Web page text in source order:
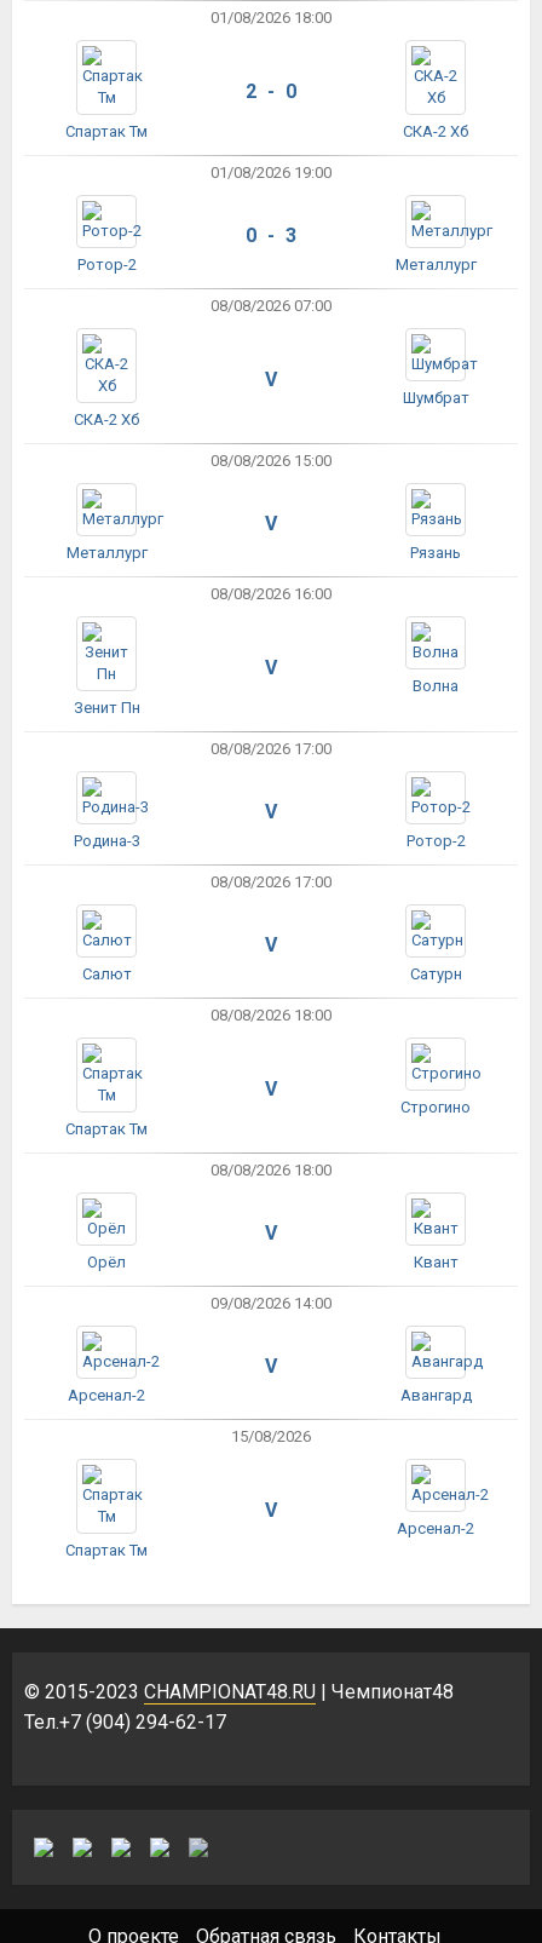
01/08/2026 18:00
Спартак Тм
2 - 0
СКА-2 Хб
01/08/2026 19:00
Ротор-2
0 - 3
Металлург
08/08/2026 07:00
СКА-2 Хб
V
Шумбрат
08/08/2026 15:00
Металлург
V
Рязань
08/08/2026 16:00
Зенит Пн
V
Волна
08/08/2026 17:00
Родина-3
V
Ротор-2
08/08/2026 17:00
Салют
V
Сатурн
08/08/2026 18:00
Спартак Тм
V
Строгино
08/08/2026 18:00
Орёл
V
Квант
09/08/2026 14:00
Арсенал-2
V
Авангард
15/08/2026
Спартак Тм
V
Арсенал-2
© 2015-2023 CHAMPIONAT48.RU | Чемпионат48
Тел.+7 (904) 294-62-17
О проекте Обратная связь Контакты